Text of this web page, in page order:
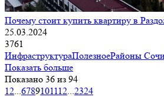
Почему стоит купить квартиру в
25.03.2024
3761
ИнфраструктураПолезноеРайоны
Показать больше
Показано 36 из 94
12...6789101112...2324